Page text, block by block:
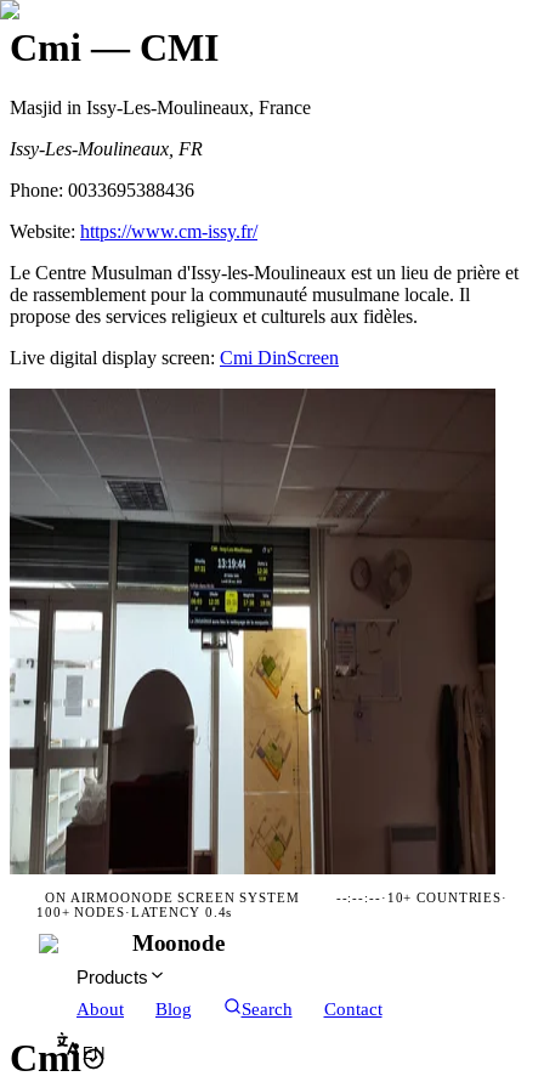
Cmi— CMI
Masjid in Issy-Les-Moulineaux, France
Issy-Les-Moulineaux, FR
Phone: 0033695388436
Website: https://www.cm-issy.fr/
Le Centre Musulman d'Issy-les-Moulineaux est un lieu de prière et
de rassemblement pour la communauté musulmane locale. Il
propose des services religieux et culturels aux fidèles.
Live digital display screen: Cmi DinScreen
ON AIRMOONODE SCREEN SYSTEM --:--:--· 10+ COUNTRIES·
100+ NODES·LATENCY 0.4s
Moonode
Products
About
Blog Search Contact
EN
Cmi